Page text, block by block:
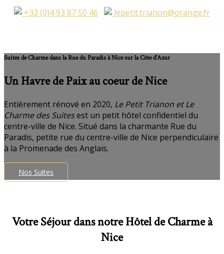
+33 (0)4 93 87 50 46
lepetit.trianon@orange.fr
Suites de Charme dans la Rue du Paradis à Nice sur la Côte d'Azur
Un Havre de Paix au coeur de Nice
Entièrement rénové en 2020, Le Petit Trianon et Le
Charme des Suitesest un petit hôtel confidentiel du
centre-ville de Nice. Situé dans la charmante Rue du
Paradis, petite rue du centre-ville de Nice perpendiculaire
à la Promenade des Anglais.
Nos Suites
Votre Séjour dans notre Hôtel de Charme à
Nice